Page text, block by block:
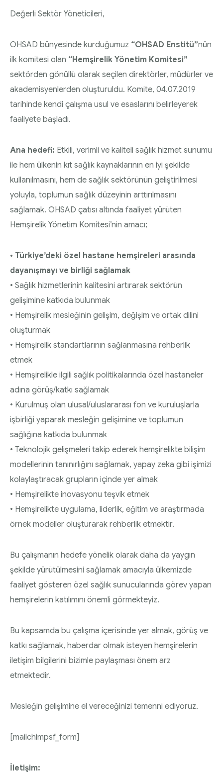
Tip1/Tip2 ve Gestasyonel Diyabet Yönetimi
Sunum Dosyası
HEMŞİRELİK YÖNETİM KOMİTESİ | 2020 Faaliyet
HEMŞİRELİK YÖNETİM KOMİTESİ | 2021 Faaliyet
Raporu
Değerli Sektör Yöneticileri,
OHSAD bünyesinde kurduğumuz “OHSAD Enstitü”nün
ilk komitesi olan “Hemşirelik Yönetim Komitesi”
sektörden gönüllü olarak seçilen direktörler, müdürler ve
akademisyenlerden oluşturuldu. Komite, 04.07.2019
tarihinde kendi çalışma usul ve esaslarını belirleyerek
faaliyete başladı.
Ana hedefi: Etkili, verimli ve kaliteli sağlık hizmet sunumu
ile hem ülkenin kıt sağlık kaynaklarının en iyi şekilde
kullanılmasını, hem de sağlık sektörünün geliştirilmesi
yoluyla, toplumun sağlık düzeyinin arttırılmasını
sağlamak. OHSAD çatısı altında faaliyet yürüten
Hemşirelik Yönetim Komitesi’nin amacı;
• Türkiye’deki özel hastane hemşireleri arasında
dayanışmayı ve birliği sağlamak
• Sağlık hizmetlerinin kalitesini artırarak sektörün
gelişimine katkıda bulunmak
• Hemşirelik mesleğinin gelişim, değişim ve ortak dilini
oluşturmak
• Hemşirelik standartlarının sağlanmasına rehberlik
etmek
• Hemşirelikle ilgili sağlık politikalarında özel hastaneler
adına görüş/katkı sağlamak
• Kurulmuş olan ulusal/uluslararası fon ve kuruluşlarla
işbirliği yaparak mesleğin gelişimine ve toplumun
sağlığına katkıda bulunmak
• Teknolojik gelişmeleri takip ederek hemşirelikte bilişim
modellerinin tanınırlığını sağlamak, yapay zeka gibi işimizi
kolaylaştıracak grupların içinde yer almak
• Hemşirelikte inovasyonu teşvik etmek
• Hemşirelikte uygulama, liderlik, eğitim ve araştırmada
örnek modeller oluşturarak rehberlik etmektir.
Bu çalışmanın hedefe yönelik olarak daha da yaygın
şekilde yürütülmesini sağlamak amacıyla ülkemizde
faaliyet gösteren özel sağlık sunucularında görev yapan
hemşirelerin katılımını önemli görmekteyiz.
Bu kapsamda bu çalışma içerisinde yer almak, görüş ve
katkı sağlamak, haberdar olmak isteyen hemşirelerin
iletişim bilgilerini bizimle paylaşması önem arz
etmektedir.
Mesleğin gelişimine el vereceğinizi temenni ediyoruz.
[mailchimpsf_form]
İletişim: